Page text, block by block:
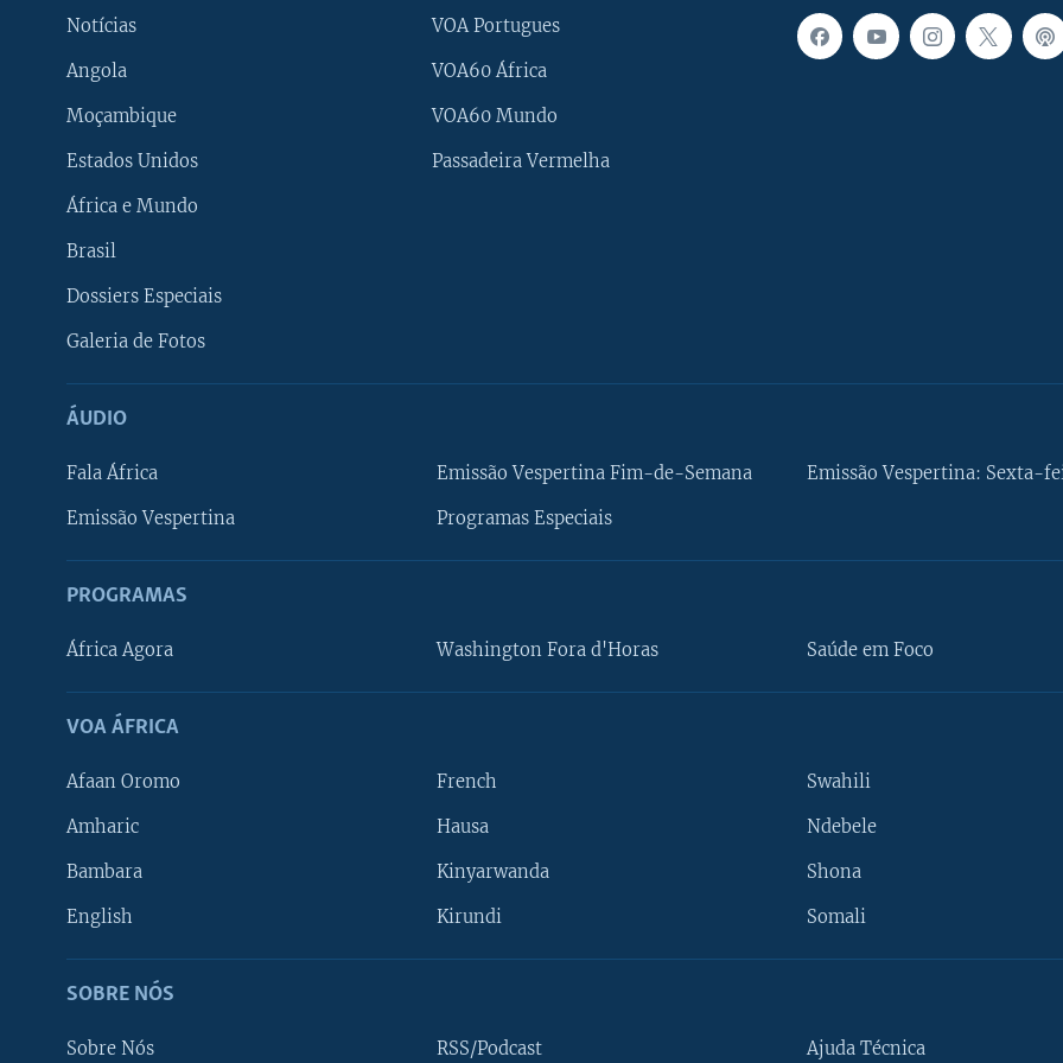
Notícias
Angola
Moçambique
Estados Unidos
África e Mundo
Brasil
Dossiers Especiais
Galeria de Fotos
VOA Portugues
VOA60 África
VOA60 Mundo
Passadeira Vermelha
ÁUDIO
Fala África
Emissão Vespertina
Emissão Vespertina Fim-de-Semana
Programas Especiais
Emissão Vespertina: Sexta-
PROGRAMAS
África Agora Washington Fora d'Horas Saúde em Foco
VOA ÁFRICA
Afaan Oromo
Amharic
Bambara
English
French
Hausa
Kinyarwanda
Kirundi
Swahili
Ndebele
Shona
Somali
SOBRE NÓS
Sobre Nós RSS/Podcast Ajuda Técnica